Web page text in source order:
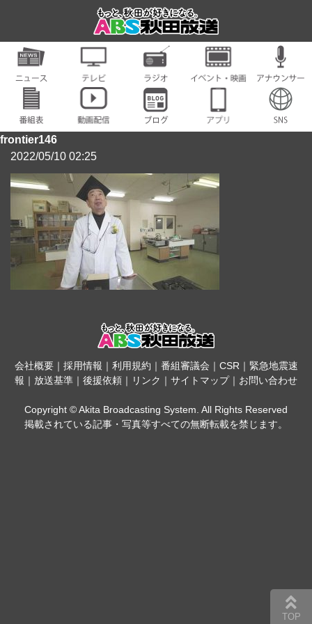
frontier146
2022/05/10 02:25
会社概要｜ 採用情報 ｜ 利用規約 ｜ 番組審議会 ｜ CSR｜ 緊急地震速
報 ｜ 放送基準 ｜ 後援依頼 ｜ リンク ｜ サイトマップ｜ お問い合わせ
Copyright © Akita Broadcasting System. All Rights Reserved
掲載されている記事・写真等すべての無断転載を禁じます。